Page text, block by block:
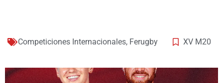
Competiciones Internacionales, Ferugby XV M20